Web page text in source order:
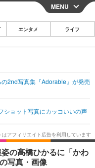
CLOSE
その他
映画・ドラマ
韓国・芸能
スポーツ
グルメ
ショッピング
MENU
エンタメ ライフ
2nd写真集『Adorable』が発売
ショット写真にカッコいいの声
の髙橋ひかるに「かわ
写真・画像